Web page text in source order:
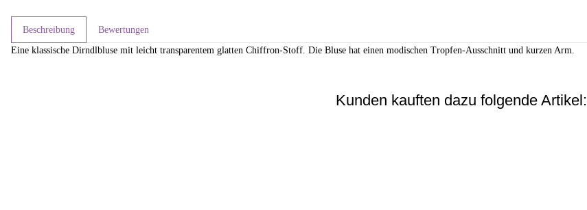
Beschreibung
Bewertungen
Eine klassische Dirndlbluse mit leicht transparentem glatten Chiffron-Stoff. Die Bluse hat einen modischen Tropfen-Ausschnitt und kurzen Arm.
Kunden kauften dazu folgende Artikel: